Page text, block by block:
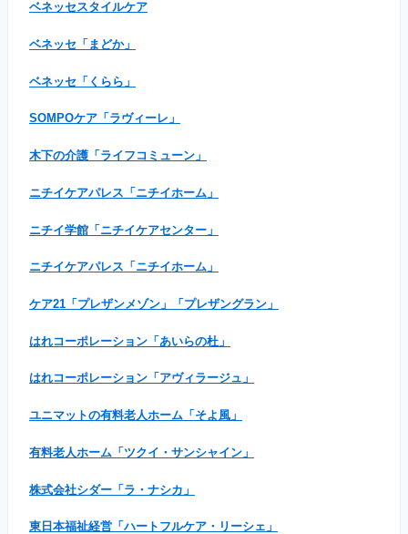
ベネッセスタイルケア
ベネッセ「まどか」
ベネッセ「くらら」
SOMPOケア「ラヴィーレ」
木下の介護「ライフコミューン」
ニチイケアパレス「ニチイホーム」
ニチイ学館「ニチイケアセンター」
ニチイケアパレス「ニチイホーム」
ケア21「プレザンメゾン」「プレザングラン」
はれコーポレーション「あいらの杜」
はれコーポレーション「アヴィラージュ」
ユニマットの有料老人ホーム「そよ風」
有料老人ホーム「ツクイ・サンシャイン」
株式会社シダー「ラ・ナシカ」
東日本福祉経営「ハートフルケア・リーシェ」